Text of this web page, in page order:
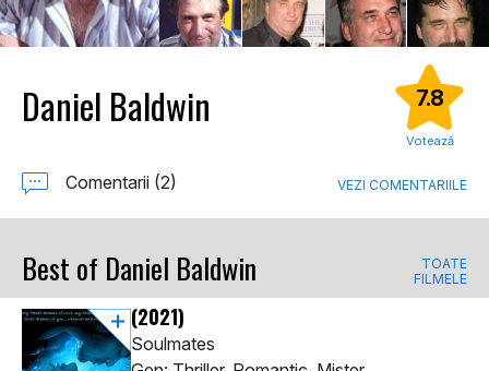
Daniel Baldwin 7.8
Votează
Comentarii (2) VEZI COMENTARIILE
Best of Daniel Baldwin
TOATE
FILMELE
(2021)
Soulmates